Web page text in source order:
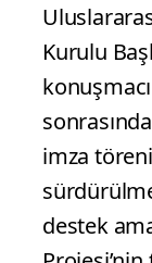
Kurulu
imza
destek